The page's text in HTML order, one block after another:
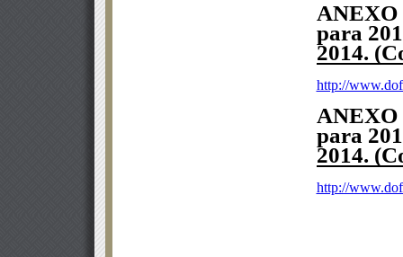
ANEXO
para
2014.
http://
ANEXO
para
2014.
http://